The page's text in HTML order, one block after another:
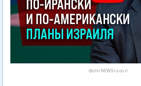
Фото NEWSru.co.il